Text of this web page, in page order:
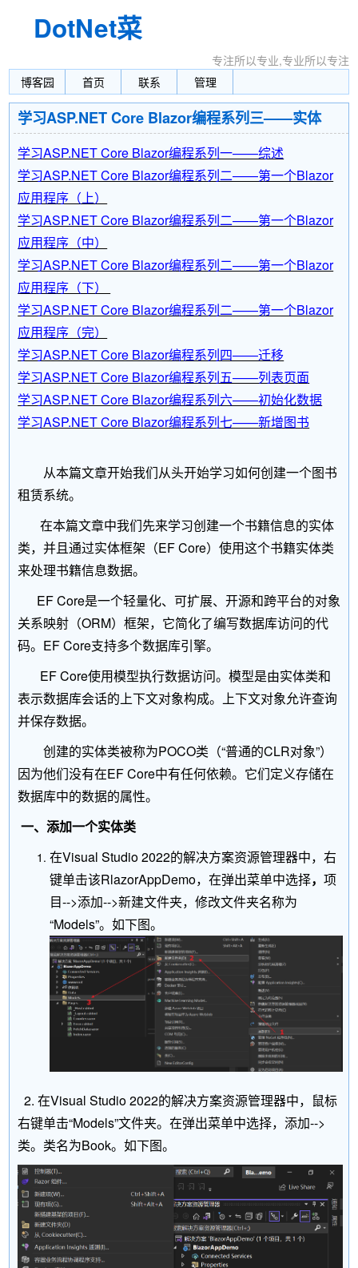
DotNet菜
园
专注所以专业,专业所以专注
博客园
首页 联系 管理
学习ASP.NET Core Blazor编程系列三——实体
学习ASP.NET Core Blazor编程系列一——综述
学习ASP.NET Core Blazor编程系列二——第一个Blazor
应用程序（上）
学习ASP.NET Core Blazor编程系列二——第一个Blazor
应用程序（中）
学习ASP.NET Core Blazor编程系列二——第一个Blazor
应用程序（下）
学习ASP.NET Core Blazor编程系列二——第一个Blazor
应用程序（完）
学习ASP.NET Core Blazor编程系列四——迁移
学习ASP.NET Core Blazor编程系列五——列表页面
学习ASP.NET Core Blazor编程系列六——初始化数据
学习ASP.NET Core Blazor编程系列七——新增图书
从本篇文章开始我们从头开始学习如何创建一个图书
租赁系统。
在本篇文章中我们先来学习创建一个书籍信息的实体
类，并且通过实体框架（EF Core）使用这个书籍实体类
来处理书籍信息数据。
EF Core是一个轻量化、可扩展、开源和跨平台的对象
关系映射（ORM）框架，它简化了编写数据库访问的代
码。EF Core支持多个数据库引擎。
EF Core使用模型执行数据访问。模型是由实体类和
表示数据库会话的上下文对象构成。上下文对象允许查询
并保存数据。
创建的实体类被称为POCO类（“普通的CLR对象”）
因为他们没有在EF Core中有任何依赖。它们定义存储在
数据库中的数据的属性。
一、添加一个实体类
在Visual Studio 2022的解决方案资源管理器中，右
键单击该RlazorAppDemo，在弹出菜单中选择，项
目-->添加-->新建文件夹，修改文件夹名称为
“Models”。如下图。
2. 在Visual Studio 2022的解决方案资源管理器中，鼠标
右键单击“Models”文件夹。在弹出菜单中选择，添加-->
类。类名为Book。如下图。